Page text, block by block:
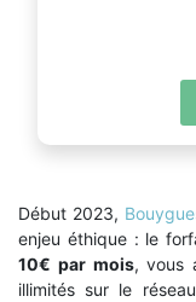
Début 2023,
enjeu éthique : le
10€ par mois, vous
illimités sur le